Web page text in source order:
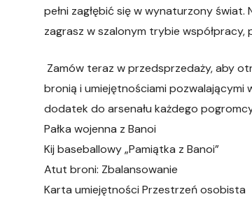
pełni zagłębić się w wynaturzony
zagrasz w szalonym trybie
Zamów teraz w przedsprzedaży, aby
bronią i umiejętnościami
dodatek do arsenału każdego
Pałka wojenna z Banoi
Kij baseballowy „Pamiątka z Banoi”
Atut broni: Zbalansowanie
Karta umiejętności Przestrzeń osobista